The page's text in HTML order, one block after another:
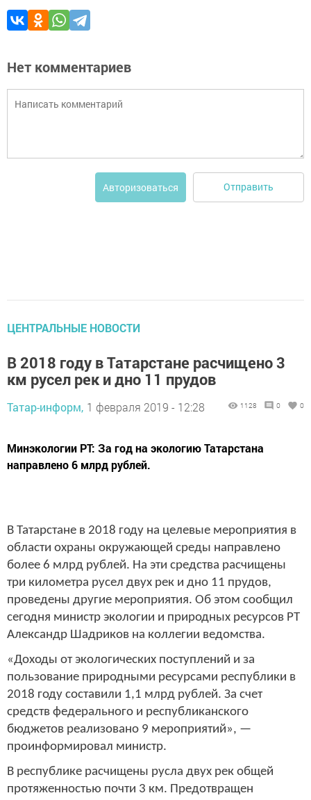
Нет комментариев
Авторизоваться Отправить
ЦЕНТРАЛЬНЫЕ НОВОСТИ
В 2018 году в Татарстане расчищено 3
км русел рек и дно 11 прудов
Татар-информ, 1 февраля 2019 - 12:28 1128 0 0
Минэкологии РТ: За год на экологию Татарстана
направлено 6 млрд рублей.
В Татарстане в 2018 году на целевые мероприятия в
области охраны окружающей среды направлено
более 6 млрд рублей. На эти средства расчищены
три километра русел двух рек и дно 11 прудов,
проведены другие мероприятия. Об этом сообщил
сегодня министр экологии и природных ресурсов РТ
Александр Шадриков на коллегии ведомства.
«Доходы от экологических поступлений и за
пользование природными ресурсами республики в
2018 году составили 1,1 млрд рублей. За счет
средств федерального и республиканского
бюджетов реализовано 9 мероприятий», —
проинформировал министр.
В республике расчищены русла двух рек общей
протяженностью почти 3 км. Предотвращен